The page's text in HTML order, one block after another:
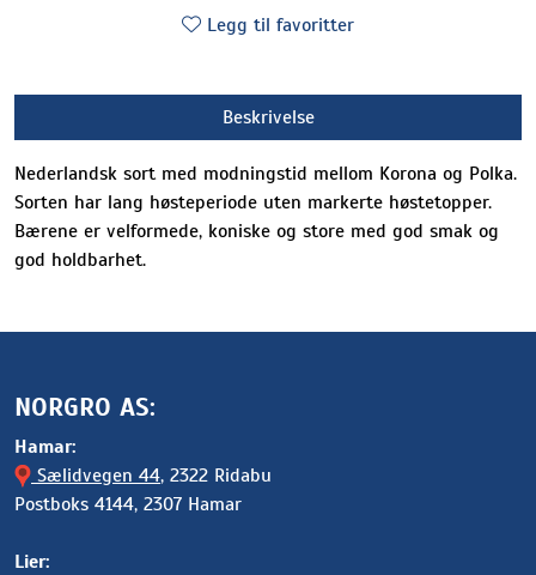
Legg til favoritter
Beskrivelse
Nederlandsk sort med modningstid mellom Korona og Polka.
Sorten har lang høsteperiode uten markerte høstetopper.
Bærene er velformede, koniske og store med god smak og
god holdbarhet.
NORGRO AS:
Hamar:
Sælidvegen 44, 2322 Ridabu
Postboks 4144, 2307 Hamar
Lier: